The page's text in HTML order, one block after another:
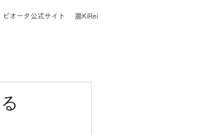
ビオータ公式サイト 腸KiRei